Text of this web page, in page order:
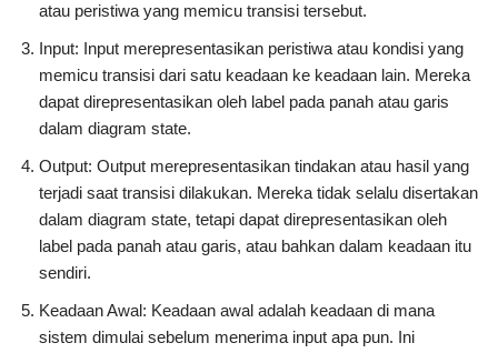
atau peristiwa yang memicu transisi tersebut.
Input: Input merepresentasikan peristiwa atau kondisi yang
memicu transisi dari satu keadaan ke keadaan lain. Mereka
dapat direpresentasikan oleh label pada panah atau garis
dalam diagram state.
Output: Output merepresentasikan tindakan atau hasil yang
terjadi saat transisi dilakukan. Mereka tidak selalu disertakan
dalam diagram state, tetapi dapat direpresentasikan oleh
label pada panah atau garis, atau bahkan dalam keadaan itu
sendiri.
Keadaan Awal: Keadaan awal adalah keadaan di mana
sistem dimulai sebelum menerima input apa pun. Ini